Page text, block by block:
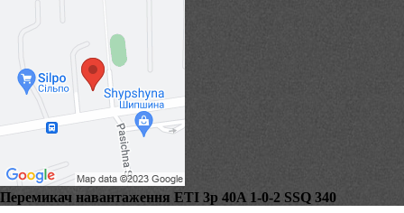
Перемикач навантаження ЕТІ 3p 40A 1-0-2 SSQ 340